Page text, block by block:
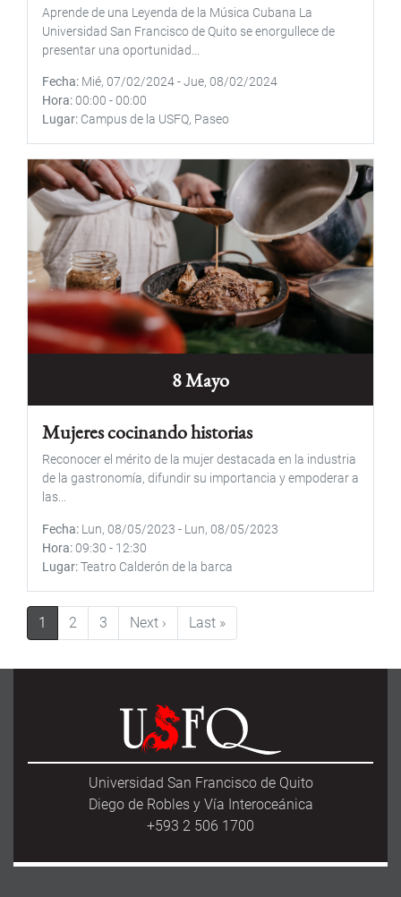
Aprende de una Leyenda de la Música Cubana La
Universidad San Francisco de Quito se enorgullece de
presentar una oportunidad...
Fecha Mié, 07/02/2024-Jue, 08/02/2024
Hora 00:00 -00:00
Lugar Campus de la USFQ, Paseo
8 Mayo
Mujeres cocinando historias
Reconocer el mérito de la mujer destacada en la industria
de la gastronomía, difundir su importancia y empoderar a
las...
Fecha Lun, 08/05/2023 - Lun, 08/05/2023
Hora 09:30 - 12:30
Lugar Teatro Calderón de la barca
Paginación
1 2 3 Next › Siguiente página
Last »Última página
Universidad San Francisco de Quito
Diego de Robles y Vía Interoceánica
+593 2 506 1700